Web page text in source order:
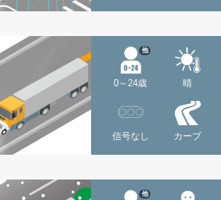
0～24歳
他
晴
信号なし カーブ
他